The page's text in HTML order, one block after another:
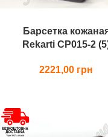
Барсетка
Rekarti СР015-2
2221,00